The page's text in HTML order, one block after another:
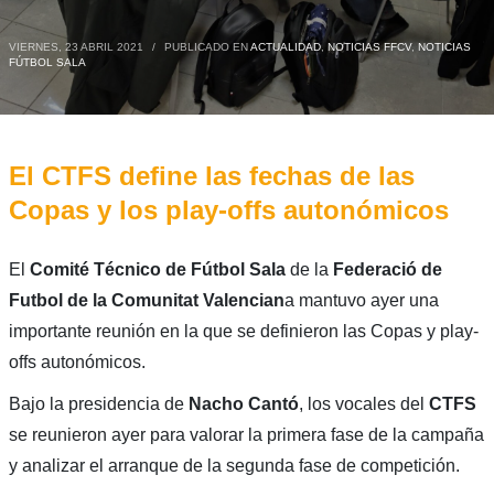
VIERNES, 23 ABRIL 2021 / PUBLICADO ENACTUALIDAD, NOTICIAS FFCV, NOTICIAS
FÚTBOL SALA
El CTFS define las fechas de las
Copas y los play-offs autonómicos
El Comité Técnico de Fútbol Salade la Federació de
Futbol de la Comunitat Valenciana mantuvo ayer una
importante reunión en la que se definieron las Copas y play-
offs autonómicos.
Bajo la presidencia de Nacho Cantó, los vocales del CTFS
se reunieron ayer para valorar la primera fase de la campaña
y analizar el arranque de la segunda fase de competición.